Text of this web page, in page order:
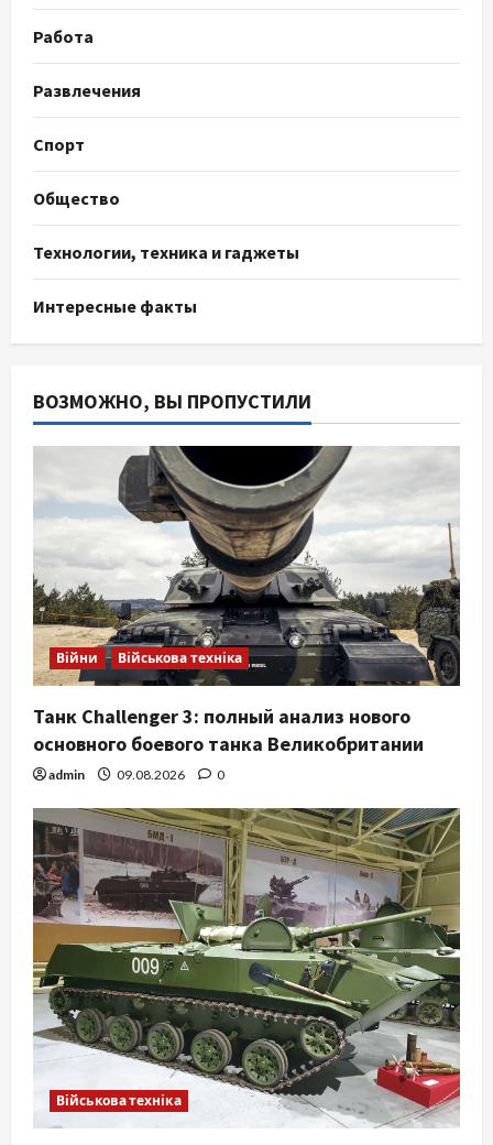
Работа
Развлечения
Спорт
Общество
Технологии, техника и гаджеты
Интересные факты
ВОЗМОЖНО, ВЫ ПРОПУСТИЛИ
Війни Військова техніка
Танк Challenger 3: полный анализ нового
основного боевого танка Великобритании
admin 09.08.2026 0
Військова техніка